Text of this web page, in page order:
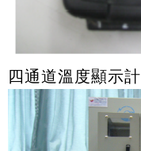
四通道溫度顯示計